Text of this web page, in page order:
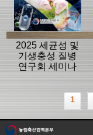
2025 세균성 및
기생충성 질병
연구회 세미나
1